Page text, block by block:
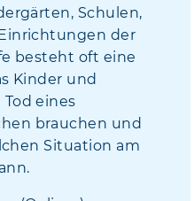
Schulen,
der
besteht oft eine
Kinder und
eines
brauchen und
Situation am